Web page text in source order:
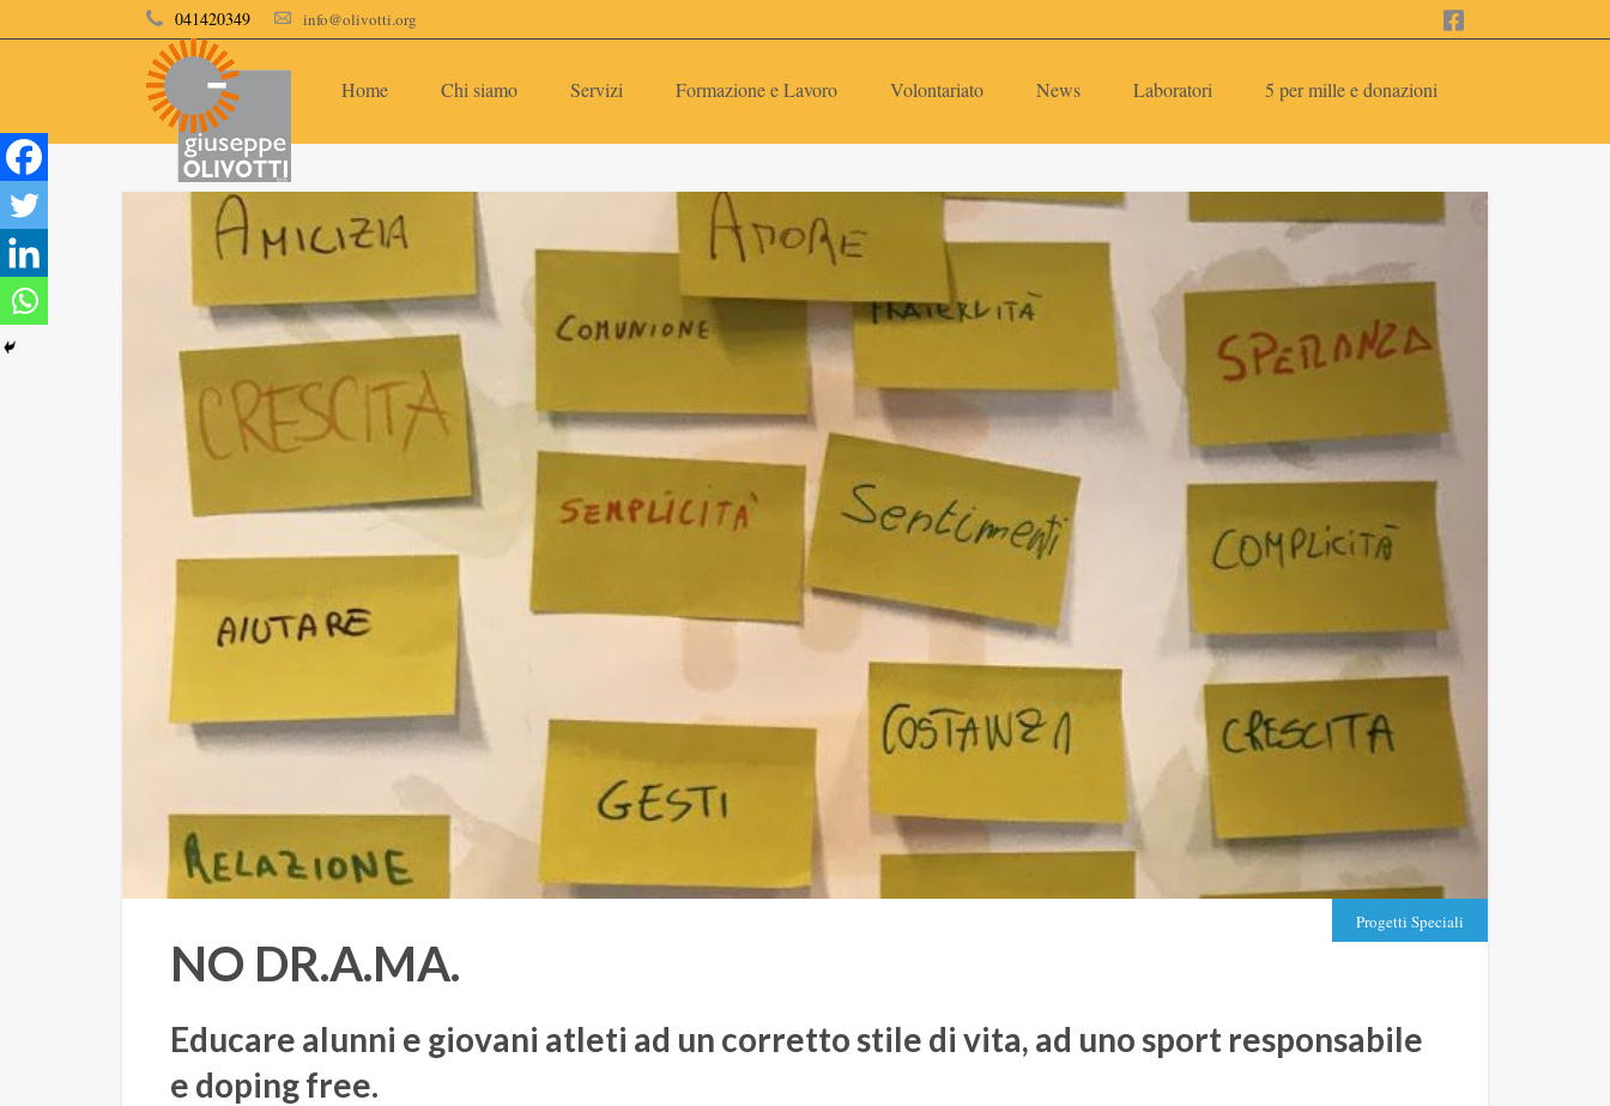
041420349 info@olivotti.org
Home Chi siamo Servizi Formazione e Lavoro Volontariato News Laboratori 5 per mille e donazioni
Progetti Speciali
NO DR.A.MA.
Educare alunni e giovani atleti ad un corretto stile di vita, ad uno sport responsabile
e doping free.